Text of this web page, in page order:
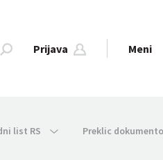
Prijava Meni
list RS Preklic